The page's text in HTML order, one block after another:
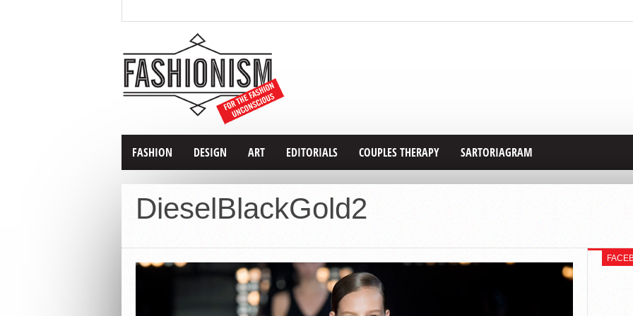
FASHION DESIGN ART EDITORIALS COUPLES THERAPY SARTORIAGRAM
DieselBlackGold2